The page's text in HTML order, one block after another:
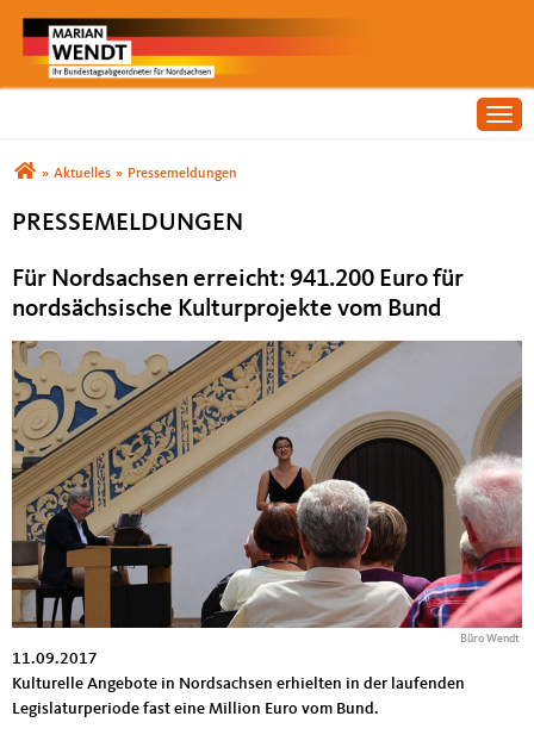
Sie sind hier
» Aktuelles » Pressemeldungen
PRESSEMELDUNGEN
Für Nordsachsen erreicht: 941.200 Euro für
nordsächsische Kulturprojekte vom Bund
Büro Wendt
11.09.2017
Kulturelle Angebote in Nordsachsen erhielten in der laufenden
Legislaturperiode fast eine Million Euro vom Bund.